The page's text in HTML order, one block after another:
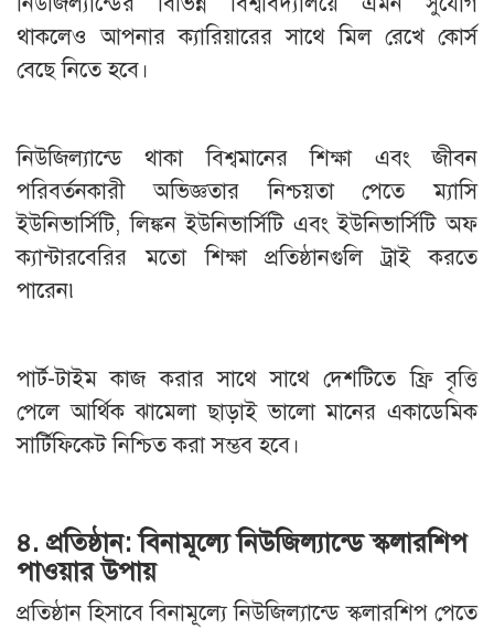
থাকলেও আপনার ক্যারিয়ারের সাথে মিল রেখে কোর্স
বেছে নিতে হবে।
নিউজিল্যান্ডে থাকা বিশ্বমানের শিক্ষা এবং জীবন
পরিবর্তনকারী অভিজ্ঞতার নিশ্চয়তা পেতে ম্যাসি
ইউনিভার্সিটি, লিঙ্কন ইউনিভার্সিটি এবং ইউনিভার্সিটি অফ
ক্যান্টারবেরির মতো শিক্ষা প্রতিষ্ঠানগুলি ট্রাই করতে
পারেন৷
পার্ট-টাইম কাজ করার সাথে সাথে দেশটিতে ফ্রি বৃত্তি
পেলে আর্থিক ঝামেলা ছাড়াই ভালো মানের একাডেমিক
সার্টিফিকেট নিশ্চিত করা সম্ভব হবে।
৪. প্রতিষ্ঠান: বিনামূল্যে নিউজিল্যান্ডে স্কলারশিপ
পাওয়ার উপায়
প্রতিষ্ঠান হিসাবে বিনামূল্যে নিউজিল্যান্ডে স্কলারশিপ পেতে